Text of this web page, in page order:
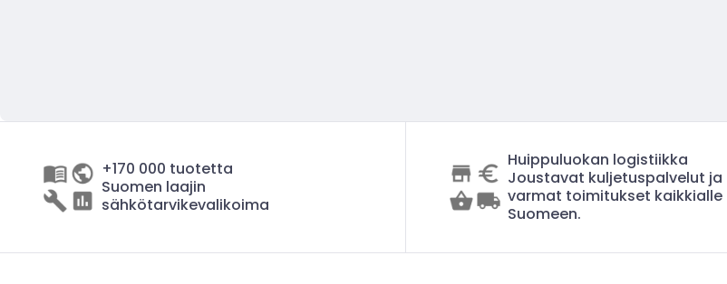
+170 000 tuotetta
Suomen laajin
sähkötarvikevalikoima
Huippuluokan logistiikka
Joustavat kuljetuspalvelut ja
varmat toimitukset kaikkialle
Suomeen.